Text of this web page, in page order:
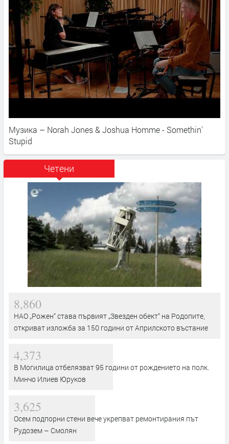
Музика – Norah Jones & Joshua Homme - Somethin'
Stupid
Четени
8,860
НАО „Рожен“ става първият „Звезден обект“ на Родопите,
откриват изложба за 150 години от Априлското въстание
4,373
В Могилица отбелязват 95 години от рождението на полк.
Минчо Илиев Юруков
3,625
Осем подпорни стени вече укрепват ремонтирания път
Рудозем – Смолян